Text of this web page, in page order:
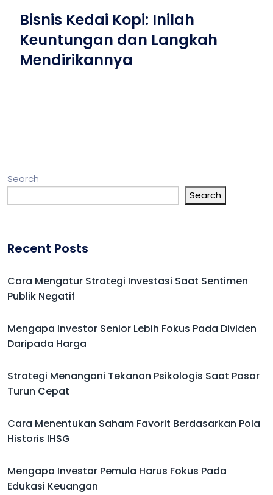
Bisnis Kedai Kopi: Inilah
Keuntungan dan Langkah
Mendirikannya
Search
Search
Recent Posts
Cara Mengatur Strategi Investasi Saat Sentimen
Publik Negatif
Mengapa Investor Senior Lebih Fokus Pada Dividen
Daripada Harga
Strategi Menangani Tekanan Psikologis Saat Pasar
Turun Cepat
Cara Menentukan Saham Favorit Berdasarkan Pola
Historis IHSG
Mengapa Investor Pemula Harus Fokus Pada
Edukasi Keuangan